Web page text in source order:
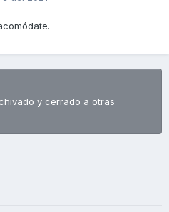
y cerrado a otras